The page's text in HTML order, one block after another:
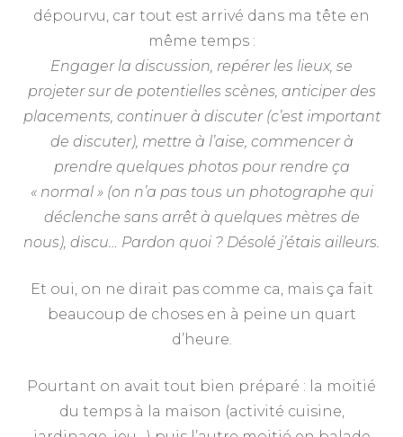
dépourvu, car tout est arrivé dans ma tête en
même temps :
Engager la discussion, repérer les lieux, se
projeter sur de potentielles scènes, anticiper des
placements, continuer à discuter (c’est important
de discuter), mettre à l’aise, commencer à
prendre quelques photos pour rendre ça
« normal » (on n’a pas tous un photographe qui
déclenche sans arrêt à quelques mètres de
nous), discu… Pardon quoi ? Désolé j’étais ailleurs.
Et oui, on ne dirait pas comme ca, mais ça fait
beaucoup de choses en à peine un quart
d’heure.
Pourtant on avait tout bien préparé : la moitié
du temps à la maison (activité cuisine,